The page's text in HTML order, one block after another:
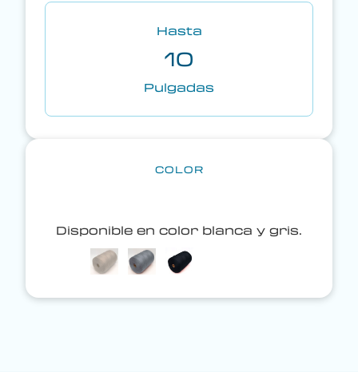
Hasta
10
Pulgadas
COLOR
Disponible en color blanca y gris.